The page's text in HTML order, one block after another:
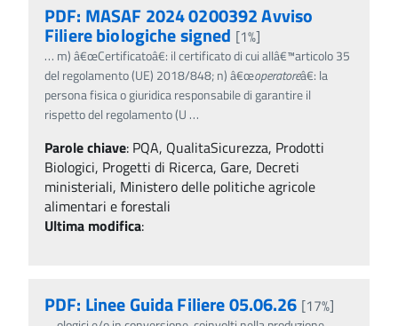
PDF: MASAF 2024 0200392 Avviso
Filiere biologiche signed [1%]
… m) â€œCertificatoâ€: il certificato di cui allâ€™articolo 35
del regolamento (UE) 2018/848; n) â€œoperatoreâ€: la
persona fisica o giuridica responsabile di garantire il
rispetto del regolamento (U …
Parole chiave: PQA, QualitaSicurezza, Prodotti
Biologici, Progetti di Ricerca, Gare, Decreti
ministeriali, Ministero delle politiche agricole
alimentari e forestali
Ultima modifica:
PDF: Linee Guida Filiere 05.06.26 [17%]